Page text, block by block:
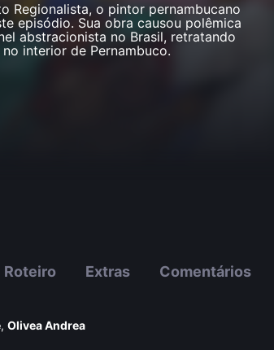
Regionalista, o pintor pernambucano
episódio. Sua obra causou polêmica
abstracionista no Brasil, retratando
interior de Pernambuco.
Roteiro Extras Comentários
,Olivea Andrea